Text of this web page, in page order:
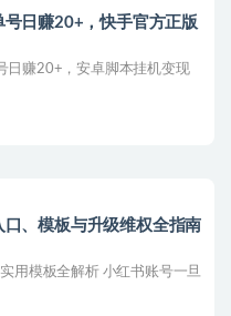
日赚20+，快手官方正版
日赚20+，安卓脚本挂机变现
、模板与升级维权全指南
用模板全解析 小红书账号一旦